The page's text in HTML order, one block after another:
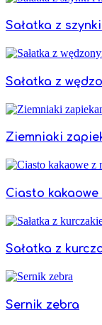
Sałatka z
Sałatka z
Ziemniaki
Ciasto kakaowe
Sałatka z
Sernik zebra